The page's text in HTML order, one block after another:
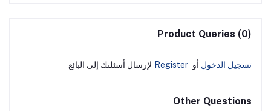
Product Queries (0)
تسجيل الدخول أو Register لإرسال أسئلتك إلى البائع
Other Questions